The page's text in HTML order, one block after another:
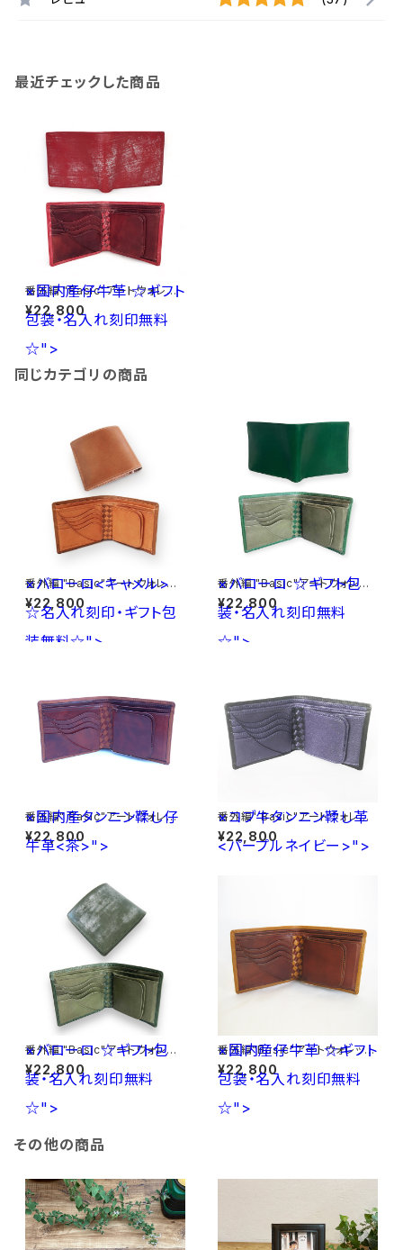
最近チェックした商品
×国内産仔牛革☆ギフト
包装・名入れ刻印無料
☆">
番外編 "Basic"アートウォレット
ブライドルレザー<RED>×国内
産仔牛革<RED> ☆ギフト包装・
名入れ刻印無料☆
¥22,800
同じカテゴリの商品
×バローロ<キャメル>
☆名入れ刻印・ギフト包
装無料☆">
番外編 "Basic"アートウォレット
ブッテーロ<ベージュ>×バロー
ロ<キャメル> ☆名入れ刻印・ギ
フト包装無料☆
¥22,800
×バローロ☆ギフト包
装・名入れ刻印無料
☆">
番外編 "Basic"アートウォレット
ブッテーロ<GREEN>×バロー
ロ<Olive Green> ☆ギフト包
装・名入れ刻印無料☆
¥22,800
×国内産タンニン鞣し仔
牛革<茶>">
番外編" Basic"アートウォレット
イタリア産オイルヌメ<薄茶>×
国内産タンニン鞣し仔牛革<茶>
¥22,800
×コブ牛タンニン鞣し革
<パープルネイビー>">
番外編" Basic"アートウォレット
イタリア産オイルヌメ<黒>×コブ
牛タンニン鞣し革<パープルネイ
¥22,800
×バローロ☆ギフト包
装・名入れ刻印無料
☆">
番外編 "Basic"アートウォレット
ブライドルレザー<GREEN>×バ
ローロ<Olive Green> ☆ギフ
ト包装・名入れ刻印無料☆
¥22,800
×国内産仔牛革☆ギフト
包装・名入れ刻印無料
☆">
番外編"Basic"アートウォレット
ブライドルレザー<TAN>×国内
産仔牛革<Brown> ☆ギフト包
装・名入れ刻印無料☆
¥22,800
その他の商品